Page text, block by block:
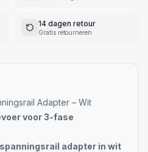
14 dagen retour
Gratis retourneren
Adapter – Wit
voor 3-fase
adapter in wit